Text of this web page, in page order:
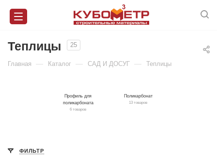
Теплицы 25
Главная — Каталог — САД И ДОСУГ — Теплицы
Профиль для
поликарбоната
6 товаров
Поликарбонат
13 товаров
ФИЛЬТР